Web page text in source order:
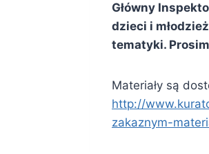
Główny
dzieci i
tematyki.
Materiały są
http://
zakaznym-